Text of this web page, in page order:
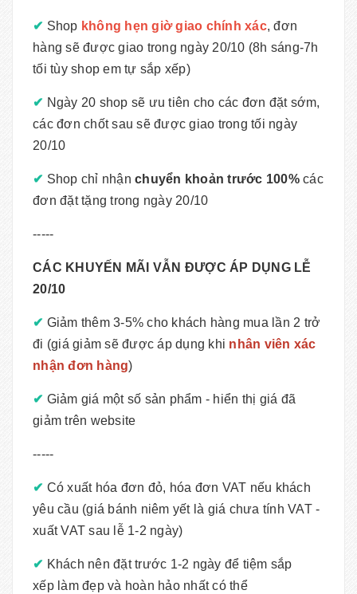
✔ Shop không hẹn giờ giao chính xác, đơn
hàng sẽ được giao trong ngày 20/10 (8h sáng-7h
tối tùy shop em tự sắp xếp)
✔ Ngày 20 shop sẽ ưu tiên cho các đơn đặt sớm,
các đơn chốt sau sẽ được giao trong tối ngày
20/10
✔ Shop chỉ nhận chuyển khoản trước 100%các
đơn đặt tặng trong ngày 20/10
-----
CÁC KHUYẾN MÃI VẪN ĐƯỢC ÁP DỤNG LỄ
20/10
✔ Giảm thêm 3-5% cho khách hàng mua lần 2 trở
đi (giá giảm sẽ được áp dụng khi nhân viên xác
nhận đơn hàng)
✔ Giảm giá một số sản phẩm - hiển thị giá đã
giảm trên website
-----
✔ Có xuất hóa đơn đỏ, hóa đơn VAT nếu khách
yêu cầu (giá bánh niêm yết là giá chưa tính VAT -
xuất VAT sau lễ 1-2 ngày)
✔ Khách nên đặt trước 1-2 ngày để tiệm sắp
xếp làm đẹp và hoàn hảo nhất có thể